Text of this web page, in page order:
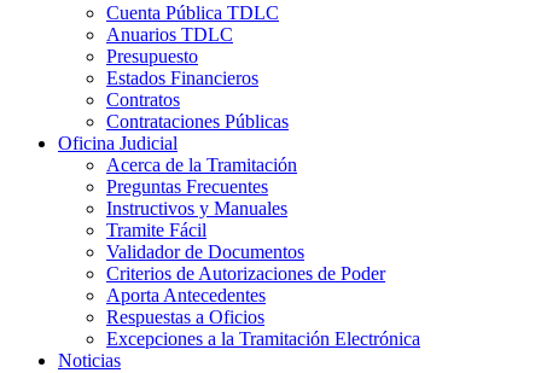
Cuenta Pública TDLC
Anuarios TDLC
Presupuesto
Estados Financieros
Contratos
Contrataciones Públicas
Oficina Judicial
Acerca de la Tramitación
Preguntas Frecuentes
Instructivos y Manuales
Tramite Fácil
Validador de Documentos
Criterios de Autorizaciones de Poder
Aporta Antecedentes
Respuestas a Oficios
Excepciones a la Tramitación Electrónica
Noticias